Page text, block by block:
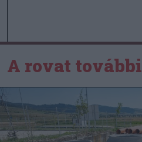
A rovat